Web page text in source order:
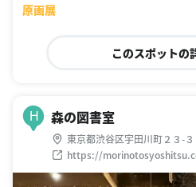
原画展
このスポットの
H 森の図書室
東京都渋谷区宇田川町２３-
https://